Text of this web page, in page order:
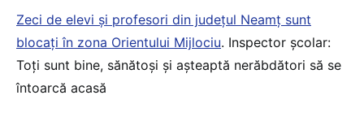
Zeci de elevi și profesori din județul Neamț sunt
blocați în zona Orientului Mijlociu. Inspector școlar:
Toți sunt bine, sănătoși și așteaptă nerăbdători să se
întoarcă acasă